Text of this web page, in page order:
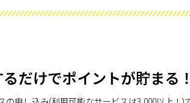
だけでポイントが貯まる